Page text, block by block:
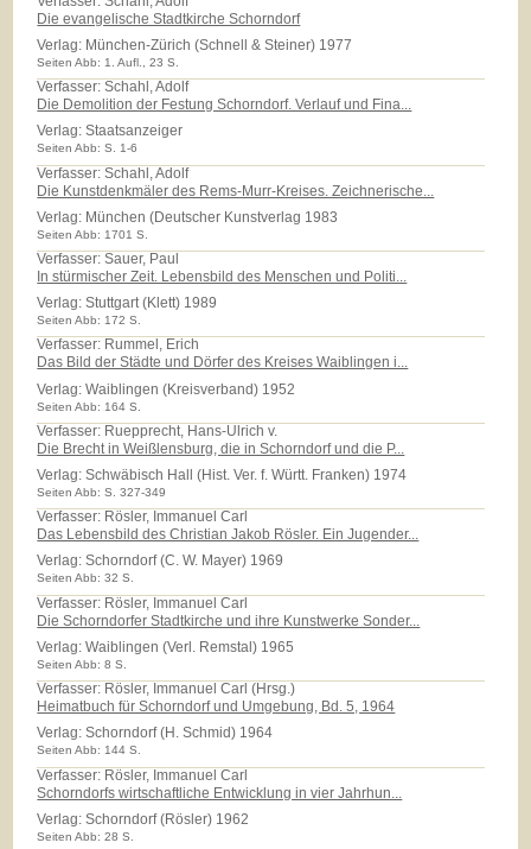
Die evangelische Stadtkirche Schorndorf
Verlag: München-Zürich (Schnell & Steiner) 1977
Seiten Abb: 1. Aufl., 23 S.
Verfasser: Schahl, Adolf
Die Demolition der Festung Schorndorf. Verlauf und Fina...
Verlag:Staatsanzeiger
Seiten Abb: S. 1-6
Verfasser: Schahl, Adolf
Die Kunstdenkmäler des Rems-Murr-Kreises. Zeichnerische...
Verlag: München (Deutscher Kunstverlag 1983
Seiten Abb: 1701 S.
Verfasser: Sauer, Paul
In stürmischer Zeit. Lebensbild des Menschen und Politi...
Verlag:Stuttgart (Klett) 1989
Seiten Abb: 172 S.
Verfasser: Rummel, Erich
Das Bild der Städte und Dörfer des Kreises Waiblingen i...
Verlag:Waiblingen (Kreisverband) 1952
Seiten Abb: 164 S.
Verfasser: Ruepprecht, Hans-Ulrich v.
Die Brecht in Weißlensburg, die in Schorndorf und die P...
Verlag:Schwäbisch Hall (Hist. Ver. f. Württ. Franken) 1974
Seiten Abb: S. 327-349
Verfasser: Rösler, Immanuel Carl
Das Lebensbild des Christian Jakob Rösler. Ein Jugender...
Verlag:Schorndorf (C. W. Mayer) 1969
Seiten Abb: 32 S.
Verfasser: Rösler, Immanuel Carl
Die Schorndorfer Stadtkirche und ihre Kunstwerke Sonder...
Verlag:Waiblingen (Verl. Remstal) 1965
Seiten Abb: 8 S.
Verfasser: Rösler, Immanuel Carl (Hrsg.)
Heimatbuch für Schorndorf und Umgebung, Bd. 5, 1964
Verlag:Schorndorf (H. Schmid) 1964
Seiten Abb: 144 S.
Verfasser: Rösler, Immanuel Carl
Schorndorfs wirtschaftliche Entwicklung in vier Jahrhun...
Verlag:Schorndorf (Rösler) 1962
Seiten Abb: 28 S.